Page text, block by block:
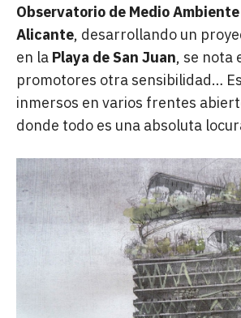
Observatorio de Medio
Alicante, desarrollando un
en la Playa de San Juan, se nota
promotores otra sensibilidad…
inmersos en varios frentes
donde todo es una absoluta